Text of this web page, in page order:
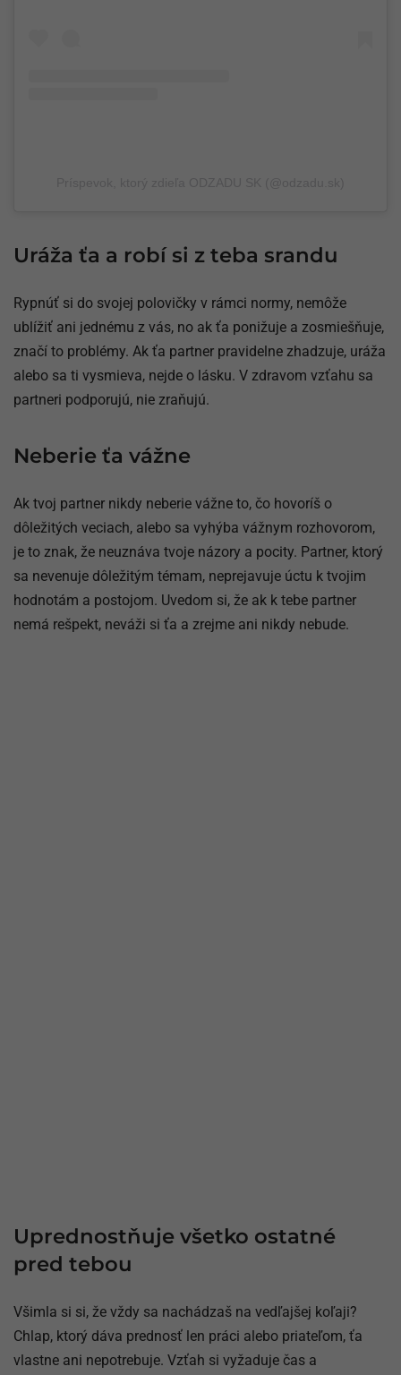
Uráža ťa a robí si z teba srandu
Rypnúť si do svojej polovičky v rámci normy, nemôže
ublížiť ani jednému z vás, no ak ťa ponižuje a zosmiešňuje,
značí to problémy. Ak ťa partner pravidelne zhadzuje, uráža
alebo sa ti vysmieva, nejde o lásku. V zdravom vzťahu sa
partneri podporujú, nie zraňujú.
Neberie ťa vážne
Ak tvoj partner nikdy neberie vážne to, čo hovoríš o
dôležitých veciach, alebo sa vyhýba vážnym rozhovorom,
je to znak, že neuznáva tvoje názory a pocity. Partner, ktorý
sa nevenuje dôležitým témam, neprejavuje úctu k tvojim
hodnotám a postojom. Uvedom si, že ak k tebe partner
nemá rešpekt, neváži si ťa a zrejme ani nikdy nebude.
Uprednostňuje všetko ostatné
pred tebou
Všimla si si, že vždy sa nachádzaš na vedľajšej koľaji?
Chlap, ktorý dáva prednosť len práci alebo priateľom, ťa
vlastne ani nepotrebuje. Vzťah si vyžaduje čas a